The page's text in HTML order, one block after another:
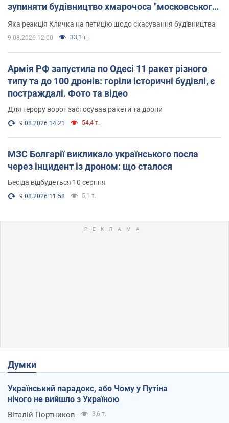
зупиняти будівництво хмарочоса "московського
вірянина"
Яка реакція Кличка на петицію щодо скасування будівництва
9.08.2026 12:00 33,1 т.
Армія РФ запустила по Одесі 11 ракет різного
типу та до 100 дронів: горіли історичні будівлі, є
постраждалі. Фото та відео
Для терору ворог застосував ракети та дрони
9.08.2026 14:21 54,4 т.
МЗС Болгарії викликало українського посла
через інцидент із дроном: що сталося
Бесіда відбудеться 10 серпня
9.08.2026 11:58 5,1 т.
Думки
Український парадокс, або Чому у Путіна
нічого не вийшло з Україною
Віталій Портников 3,6 т.